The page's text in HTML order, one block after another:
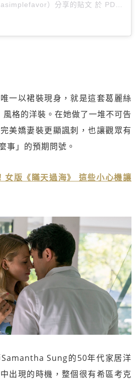
）分享的貼文 於 PDT 2018 年 9月 月 9 日 上午 11:38
一以裙裝現身，就是這套葛麗絲
格的洋裝。在她做了一堆不可告
美嬌妻裝更顯諷刺，也讓觀眾有
事」的預期問號。
女版《瞞天過海》 這些小心機讓
Sung的50年代家居洋
出現的時機，整個很有希區考克